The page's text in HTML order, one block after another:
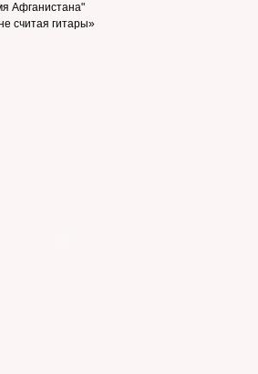
Афганистана"
считая гитары»